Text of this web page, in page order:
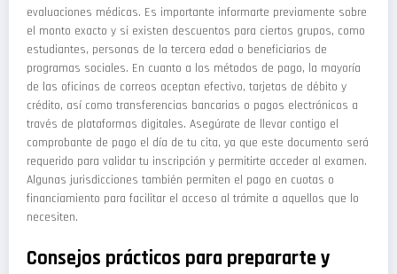
evaluaciones médicas. Es importante informarte previamente sobre
el monto exacto y si existen descuentos para ciertos grupos, como
estudiantes, personas de la tercera edad o beneficiarios de
programas sociales. En cuanto a los métodos de pago, la mayoría
de las oficinas de correos aceptan efectivo, tarjetas de débito y
crédito, así como transferencias bancarias o pagos electrónicos a
través de plataformas digitales. Asegúrate de llevar contigo el
comprobante de pago el día de tu cita, ya que este documento será
requerido para validar tu inscripción y permitirte acceder al examen.
Algunas jurisdicciones también permiten el pago en cuotas o
financiamiento para facilitar el acceso al trámite a aquellos que lo
necesiten.
Consejos prácticos para prepararte y